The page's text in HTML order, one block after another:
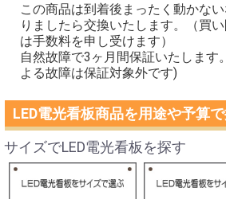
この商品は到着後まったく動かな
りましたら交換いたします。（買
は手数料を申し受けます）
自然故障で3ヶ月間保証いたします
よる故障は保証対象外です)
LED電光看板商品を用途や予算で
サイズでLED電光看板を探す